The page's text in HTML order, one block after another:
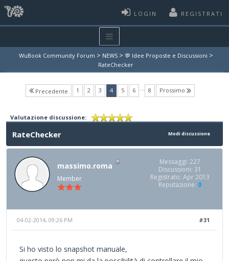
LOGIN REGISTRATI
WuBook Community Forum > NEWS > 💬 Idee Proposte e Discussioni >
RateChecker
Precedente 1 2 3 4(current)
5 6 … 8 Prossimo
Valutazione discussione:
Modi discussione
RateChecker
massimo.roma
Member
Messaggi: 227
Discussioni: 31
Registrato: Apr 2013
Reputazione: 0
#31
04-02-2014, 09:26 PM
Si ho visto lo snapshot manuale,